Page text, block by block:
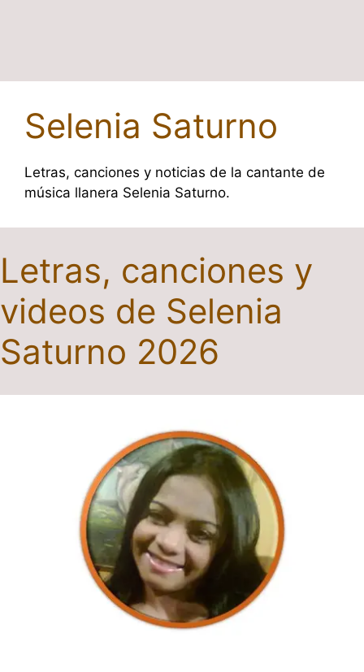
Selenia Saturno
Letras, canciones y noticias de la cantante de
música llanera Selenia Saturno.
Letras, canciones y
videos de Selenia
Saturno 2026